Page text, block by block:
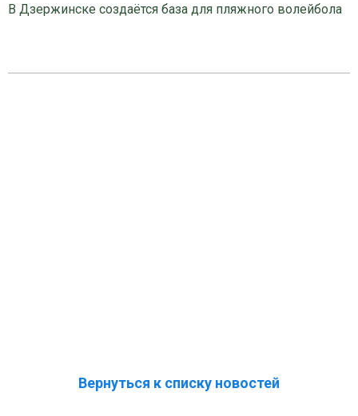
В Дзержинске создаётся база для пляжного волейбола
Вернуться к списку новостей